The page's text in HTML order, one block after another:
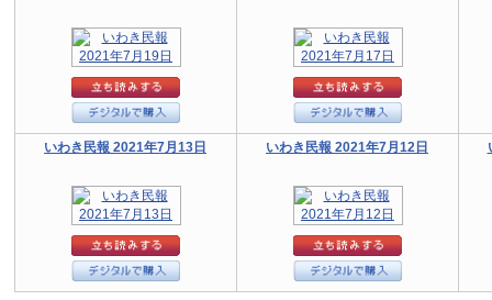
いわき民報 2021年7月13日 いわき民報 2021年7月12日